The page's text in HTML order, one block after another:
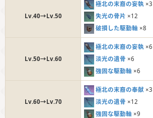
Lv.40→Lv.50
極北の末裔の妄執 ×3
失光の骨片 ×12
破損した駆動軸 ×8
Lv.50→Lv.60
極北の末裔の妄執 ×6
淡光の遺骨 ×6
強固な駆動軸 ×6
Lv.60→Lv.70
極北の末裔の奉献 ×3
淡光の遺骨 ×12
強固な駆動軸 ×9